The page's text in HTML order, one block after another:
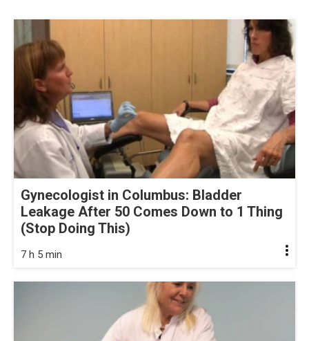
Gynecologist in Columbus: Bladder
Leakage After 50 Comes Down to 1 Thing
(Stop Doing This)
7 h 5 min